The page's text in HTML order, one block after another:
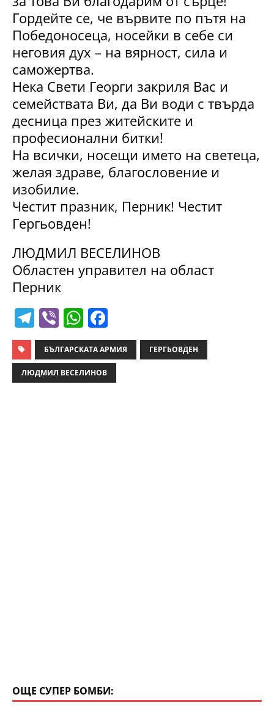
Гордейте се, че вървите по пътя на
Победоносеца, носейки в себе си
неговия дух – на вярност, сила и
саможертва.
Нека Свети Георги закриля Вас и
семействата Ви, да Ви води с твърда
десница през житейските и
професионални битки!
На всички, носещи името на светеца,
желая здраве, благословение и
изобилие.
Честит празник, Перник! Честит
Гергьовден!
ЛЮДМИЛ ВЕСЕЛИНОВ
Областен управител на област
Перник
T
el
e
gr
Vi
b
er
W
h
at
s
a
c
e
БЪЛГАРСКАТА АРМИЯ ГЕРГЬОВДЕН
ЛЮДМИЛ ВЕСЕЛИНОВ
ОЩЕ СУПЕР БОМБИ: